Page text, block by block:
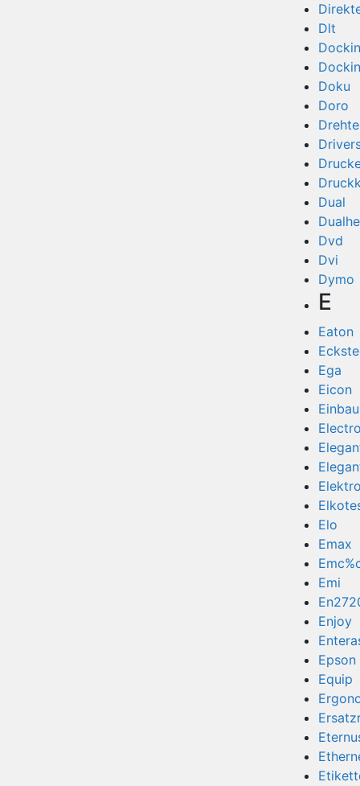
Dlt
Doku
Doro
Dual
Dvd
Dvi
Dymo
E
Eaton
Ega
Eicon
Elo
Emax
Emi
Enjoy
Epson
Equip